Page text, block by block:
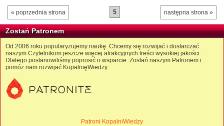
« poprzednia strona następna strona »
5
Zostań Patronem
Od 2006 roku popularyzujemy naukę. Chcemy się rozwijać i dostarczać
naszym Czytelnikom jeszcze więcej atrakcyjnych treści wysokiej jakości.
Dlatego postanowiliśmy poprosić o wsparcie. Zostań naszym Patronem i
pomóż nam rozwijać KopalnięWiedzy.
Patroni KopalniWiedzy